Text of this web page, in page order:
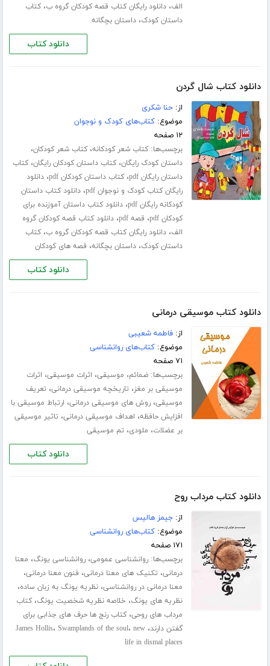
الف،دانلود رایگان کتاب قصه کودکان گروه ب،کتاب
داستان کودک،داستان بچگانه
دانلود کتاب
دانلود کتاب شال گردن
از:حنا شکری
موضوع:کتاب‌های کودک و نوجوان
۱۲ صفحه
برچسب‌ها:کتاب شعر کودکانه،کتاب شعر کودکان،
داستان کودک رایگان،کتاب داستان کودکان رایگان،کتاب
داستان رایگان pdf
،کتاب داستان کودکان pdf ،دانلود
رایگان کتاب کودک و نوجوان pdf
،دانلود کتاب داستان
کودکانه رایگان pdf
،دانلود کتاب داستان آموزنده برای
کودکان pdf
، قصه pdf ،دانلود کتاب قصه کودکان گروه
الف،دانلود رایگان کتاب قصه کودکان گروه ب،کتاب
داستان کودک،داستان بچگانه، قصه های کودکان
دانلود کتاب
دانلود کتاب موسیقی درمانی
از:فاطمه شعیبی
موضوع:کتاب‌های روانشناسی
۷۱ صفحه
برچسب‌ها:ضمائم، موسیقی، اثرات موسیقی، اثرات
موسیقی بر مغز، تاریخچه موسیقی درمانی، تعریف
موسیقی،روش های موسیقی درمانی، ارتباط موسیقی با
افزایش حافظه، اهداف موسیقی درمانی، تاثیر موسیقی
بر عضلات، ملودی، تم موسیقی
دانلود کتاب
دانلود کتاب مرداب روح
از:جیمز هالیس
موضوع:کتاب‌های روانشناسی
۱۷۱ صفحه
برچسب‌ها:روانشناسی عمومی،روانشناسی یونگ، معنا
درمانی، تکنیک های معنا درمانی، فنون معنا درمانی،
معنا درمانی در روانشناسی،نظریه یونگ به زبان ساده،
نظریه های یونگ، خلاصه نظریه شخصیت یونگ،کتاب
مرداب هاى روحى،کتاب رنج ها حرف های جذابی برای
گفتن دارند، James Hollis، Swamplands of the soul، new
life in dismal places